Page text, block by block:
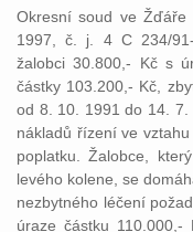
Okresní soud ve Žďáře
1997, č. j. 4 C 234/
žalobci 30.800,- Kč s
částky 103.200,- Kč,
od 8. 10. 1991 do 14.
nákladů řízení ve
poplatku. Žalobce,
levého kolene, se
nezbytného léčení
úraze částku